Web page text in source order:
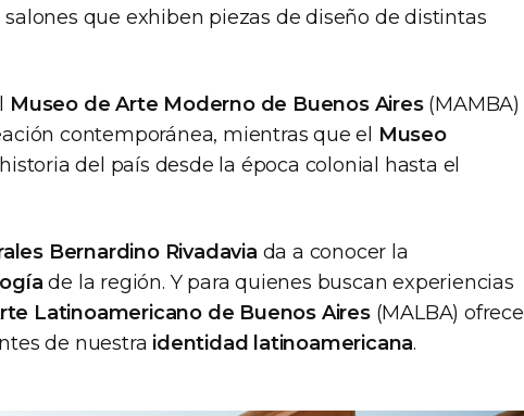
que exhiben piezas de diseño de distintas
Museo de Arte Moderno de Buenos Aires(MAMBA)
contemporánea, mientras que el Museo
del país desde la época colonial hasta el
Bernardino Rivadavia da a conocer la
de la región. Y para quienes buscan experiencias
Latinoamericano de Buenos Aires(MALBA) ofrece
de nuestra identidad latinoamericana.